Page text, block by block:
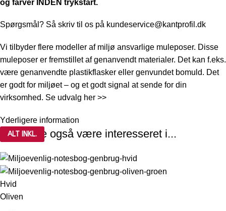
og farver INDEN trykstart.
Spørgsmål? Så skriv til os på kundeservice@kantprofil.dk
Vi tilbyder flere modeller af miljø ansvarlige muleposer. Disse
muleposer er fremstillet af genanvendt materialer. Det kan f.eks.
være genanvendte plastikflasker eller genvundet bomuld. Det
er godt for miljøet – og et godt signal at sende for din
virksomhed. Se udvalg her >>
Yderligere information
Du kunne også være interesseret i...
Hvid
Oliven
ALT INKL.